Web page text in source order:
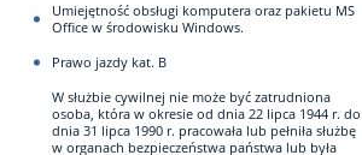
Umiejętność obsługi komputera oraz pakietu MS
Office w środowisku Windows.
Prawo jazdy kat. B
W służbie cywilnej nie może być zatrudniona
osoba, która w okresie od dnia 22 lipca 1944 r. do
dnia 31 lipca 1990 r. pracowała lub pełniła służbę
w organach bezpieczeństwa państwa lub była